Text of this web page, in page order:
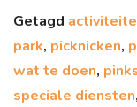
Getagd
park, picknicken,
wat te doen,
speciale diensten,